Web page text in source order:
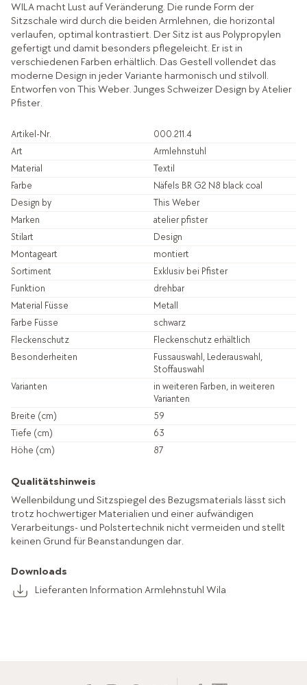
WILA macht Lust auf Veränderung. Die runde Form der
Sitzschale wird durch die beiden Armlehnen, die horizontal
verlaufen, optimal kontrastiert. Der Sitz ist aus Polypropylen
gefertigt und damit besonders pflegeleicht. Er ist in
verschiedenen Farben erhältlich. Das Gestell vollendet das
moderne Design in jeder Variante harmonisch und stilvoll.
Entworfen von This Weber. Junges Schweizer Design by Atelier
Pfister.
Artikel-Nr.
000.211.4
Art
Armlehnstuhl
Material
Textil
Farbe
Näfels BR G2 N8 black coal
Design by
This Weber
Marken
atelier pfister
Stilart
Design
Montageart
montiert
Sortiment
Exklusiv bei Pfister
Funktion
drehbar
Material Füsse
Metall
Farbe Füsse
schwarz
Fleckenschutz
Fleckenschutz erhältlich
Besonderheiten
Fussauswahl, Lederauswahl,
Stoffauswahl
Varianten
in weiteren Farben, in weiteren
Varianten
Breite (cm)
59
Tiefe (cm)
63
Höhe (cm)
87
Qualitätshinweis
Wellenbildung und Sitzspiegel des Bezugsmaterials lässt sich
trotz hochwertiger Materialien und einer aufwändigen
Verarbeitungs- und Polstertechnik nicht vermeiden und stellt
keinen Grund für Beanstandungen dar.
Downloads
Lieferanten Information Armlehnstuhl Wila